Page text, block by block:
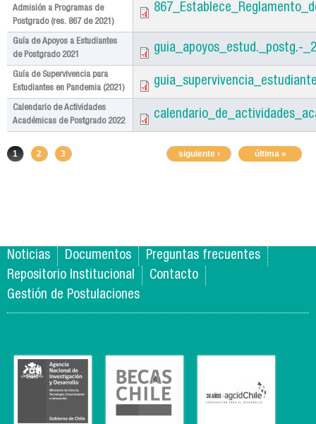
Admisión a Programas de
Postgrado (res. 867 de 2021)
Guía de Apoyos a Estudiantes
de Postgrado 2021
guia_apoyos_estud._postg.-
Guía de Supervivencia para
Estudiantes en Pandemia (2021)
Calendario de Actividades
Académicas de Postgrado 2022
Pages
1 2 3 siguiente › última »
Noticias Documentos
Preguntas frecuentes
Repositorio Institucional
Contacto
Gestión de Postulaciones